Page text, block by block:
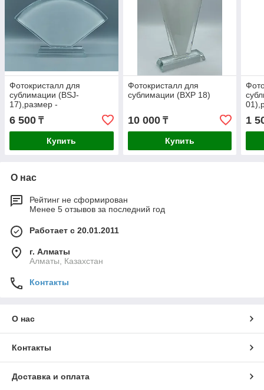
Фотокристалл для
сублимации (BSJ-
17),размер -
225*128*18мм
6 500 ₸
Купить
Фотокристалл для
сублимации (BXP 18)
10 000₸
Купить
1
О нас
Рейтинг не сформирован
Менее 5 отзывов за последний год
Работает с 20.01.2011
г. Алматы
Алматы, Казахстан
Контакты
О нас
Контакты
Доставка и оплата